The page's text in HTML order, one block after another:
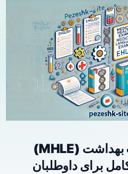
آزمون زبان وزارت بهداشت (MHLE)
برای داوطلبان